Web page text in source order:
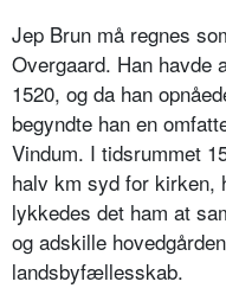
Jep Brun må regnes
Overgaard. Han havde
1520, og da han
begyndte han en
Vindum. I tidsrummet
halv km syd for kirken,
lykkedes det ham at
og adskille
landsbyfællesskab.